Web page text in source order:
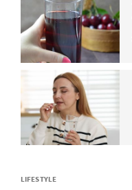
LIFESTYLE